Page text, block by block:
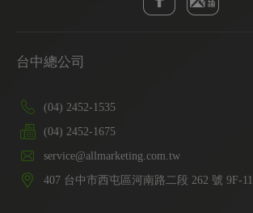
台中總公司
(04) 2452-1535
(04) 2452-1675
service@allmarketing.com.tw
407 台中市西屯區河南路二段 262 號 9F-11